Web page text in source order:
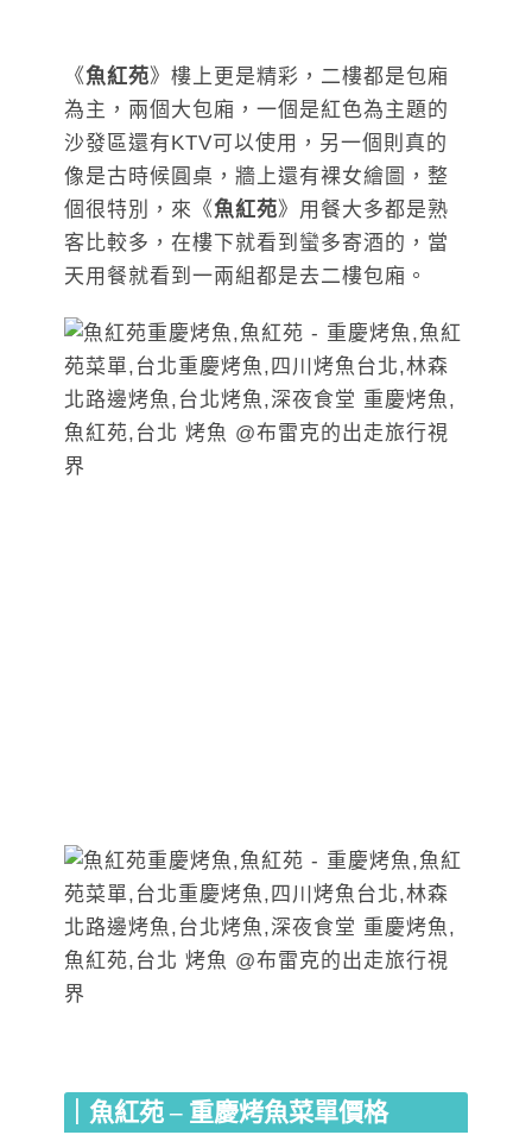
《魚紅苑》樓上更是精彩，二樓都是包廂
為主，兩個大包廂，一個是紅色為主題的
沙發區還有KTV可以使用，另一個則真的
像是古時候圓桌，牆上還有裸女繪圖，整
個很特別，來《魚紅苑》用餐大多都是熟
客比較多，在樓下就看到蠻多寄酒的，當
天用餐就看到一兩組都是去二樓包廂。
｜魚紅苑 – 重慶烤魚菜單價格